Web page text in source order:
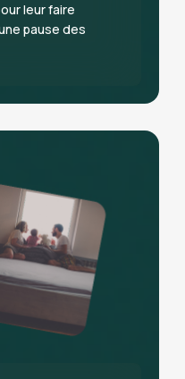
leur faire
pause des